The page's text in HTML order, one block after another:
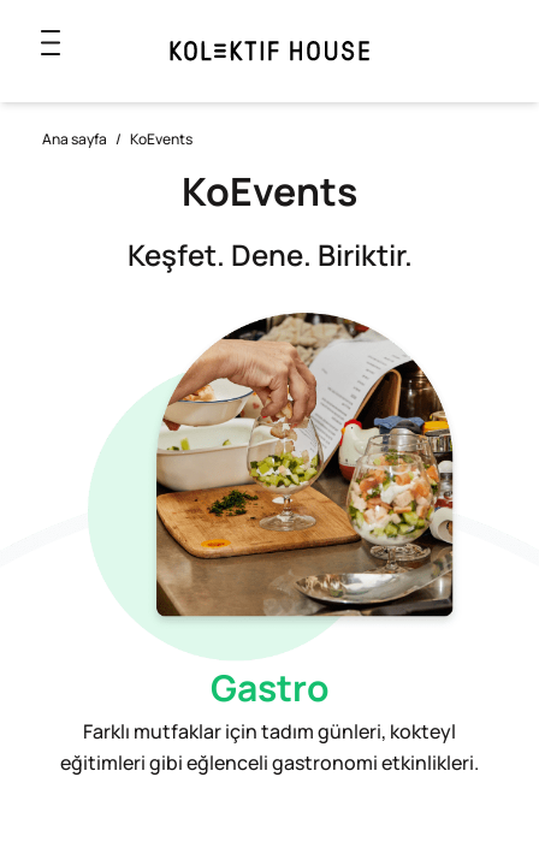
Ana sayfa / KoEvents
KoEvents
Keşfet. Dene. Biriktir.
Gastro
Farklı mutfaklar için tadım günleri, kokteyl
eğitimleri gibi eğlenceli gastronomi etkinlikleri.